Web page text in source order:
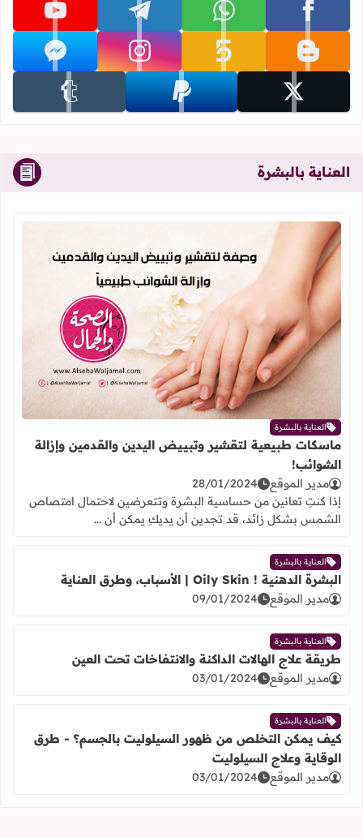
تابعنا على facebook تابعنا على whatsapp تابعنا على telegram تابعنا على youtube
تابعنا على blogger تابعنا على khamsat تابعنا على instagram تابعنا على messenger
تابعنا على x تابعنا على paypal تابعنا على tumblr
العناية بالبشرة
اقرأ المزيد عن ماسكات طبيعية
العناية بالبشرة
ماسكات طبيعية لتقشير وتبييض اليدين والقدمين وإزالة
الشوائب!
مدير الموقع
28/01/2024
إذا كنتِ تعانين من حساسية البشرة وتتعرضين لاحتمال امتصاص
الشمس بشكل زائد، قد تجدين أن يديكِ يمكن أن ...
العناية بالبشرة
البشرة الدهنية ! Oily Skin | الأسباب، وطرق العناية
مدير الموقع 09/01/2024
العناية بالبشرة
طريقة علاج الهالات الداكنة والانتفاخات تحت العين
مدير الموقع 03/01/2024
العناية بالبشرة
كيف يمكن التخلص من ظهور السيلوليت بالجسم؟ - طرق
الوقاية وعلاج السيلوليت
مدير الموقع 03/01/2024